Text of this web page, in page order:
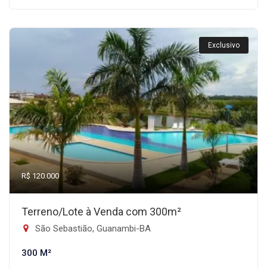
Exclusivo
R$ 120.000
Terreno/Lote à Venda com 300m²
São Sebastião, Guanambi-BA
300 M²